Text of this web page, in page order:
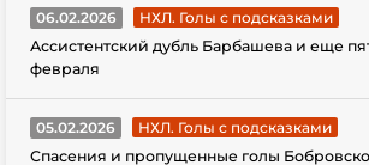
06.02.2026
НХЛ. Голы с подсказками
Ассистентский дубль Барбашева и еще
февраля
05.02.2026
НХЛ. Голы с подсказками
Спасения и пропущенные голы